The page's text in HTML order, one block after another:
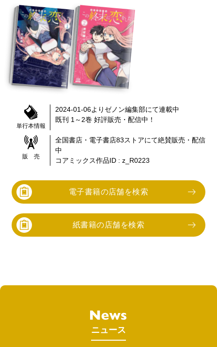
単行本情報
2024-01-06より ゼノン編集部にて連載中
既刊 1～2巻 好評販売・配信中！
販 売
全国書店・電子書店83ストアにて絶賛販売・配信
中
コアミックス作品ID : z_R0223
電子書籍の店舗を検索
紙書籍の店舗を検索
ニュース